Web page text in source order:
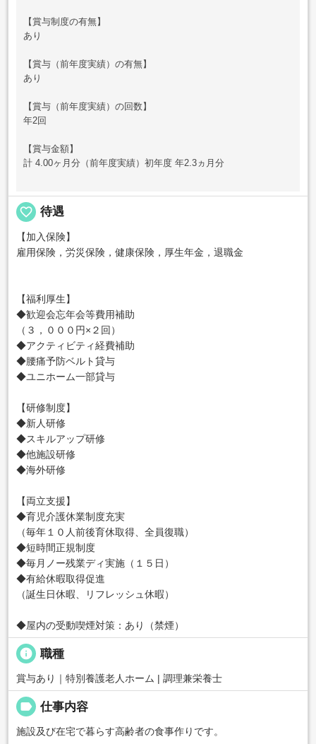
【賞与制度の有無】
あり
【賞与（前年度実績）の有無】
あり
【賞与（前年度実績）の回数】
年2回
【賞与金額】
計 4.00ヶ月分（前年度実績）初年度 年2.3ヵ月分
favorite_border 待遇
【加入保険】
雇用保険，労災保険，健康保険，厚生年金，退職金
【福利厚生】
◆歓迎会忘年会等費用補助
（３，０００円×２回）
◆アクティビティ経費補助
◆腰痛予防ベルト貸与
◆ユニホーム一部貸与
【研修制度】
◆新人研修
◆スキルアップ研修
◆他施設研修
◆海外研修
【両立支援】
◆育児介護休業制度充実
（毎年１０人前後育休取得、全員復職）
◆短時間正規制度
◆毎月ノー残業ディ実施（１５日）
◆有給休暇取得促進
（誕生日休暇、リフレッシュ休暇）
◆屋内の受動喫煙対策：あり（禁煙）
info 職種
賞与あり｜特別養護老人ホーム | 調理兼栄養士
label 仕事内容
施設及び在宅で暮らす高齢者の食事作りです。